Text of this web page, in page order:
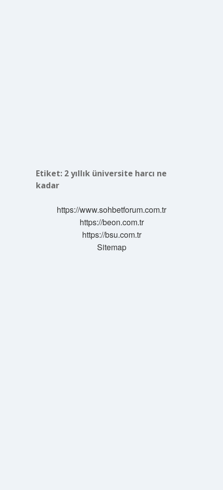
Etiket: 2 yıllık üniversite harcı ne
kadar
https://www.sohbetforum.com.tr
https://beon.com.tr
https://bsu.com.tr
Sitemap